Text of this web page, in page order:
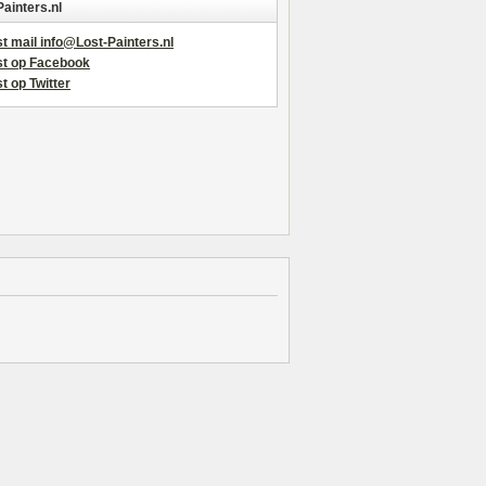
mail info@Lost-Painters.nl
op Facebook
op Twitter